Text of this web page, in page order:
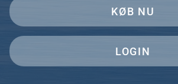
KØB NU
LOGIN